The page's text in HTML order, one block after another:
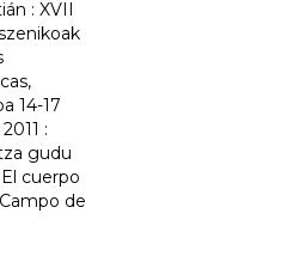
: XVII
14-17
:
gudu
cuerpo
de